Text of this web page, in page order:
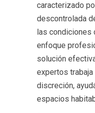
caracterizado
descontrolada
las condiciones
enfoque
solución
expertos
discreción,
espacios